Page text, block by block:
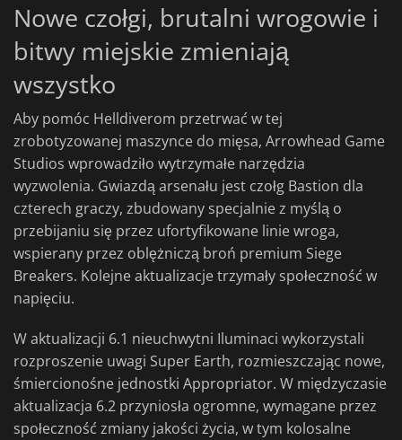
Nowe czołgi, brutalni wrogowie i
bitwy miejskie zmieniają
wszystko
Aby pomóc Helldiverom przetrwać w tej
zrobotyzowanej maszynce do mięsa, Arrowhead Game
Studios wprowadziło wytrzymałe narzędzia
wyzwolenia. Gwiazdą arsenału jest czołg Bastion dla
czterech graczy, zbudowany specjalnie z myślą o
przebijaniu się przez ufortyfikowane linie wroga,
wspierany przez oblężniczą broń premium Siege
Breakers. Kolejne aktualizacje trzymały społeczność w
napięciu.
W aktualizacji 6.1 nieuchwytni Iluminaci wykorzystali
rozproszenie uwagi Super Earth, rozmieszczając nowe,
śmiercionośne jednostki Appropriator. W międzyczasie
aktualizacja 6.2 przyniosła ogromne, wymagane przez
społeczność zmiany jakości życia, w tym kolosalne